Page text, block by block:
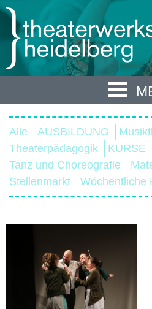
Alle AUSBILDUNG
Theaterpädagogik
KURSE
Tanz und Choreografie
Stellenmarkt
Wöchentliche